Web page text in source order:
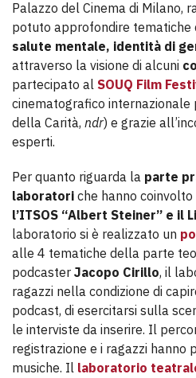
Palazzo del Cinema di Milano,
potuto approfondire tematiche
salute mentale, identità di
attraverso la visione di alcuni
partecipato al SOUQ Film
cinematografico internazionale
della Carità, ndr) e grazie
esperti.
Per quanto riguarda la parte
laboratori che hanno coinvolto
l’ITSOS “Albert Steiner” e il
laboratorio si è realizzato un
alle 4 tematiche della parte
podcaster Jacopo Cirillo, il
ragazzi nella condizione di
podcast, di esercitarsi sulla
le interviste da inserire. Il
registrazione e i ragazzi hanno
musiche. Il laboratorio